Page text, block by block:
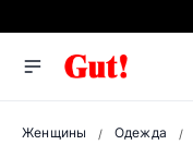
Женщины Одежда